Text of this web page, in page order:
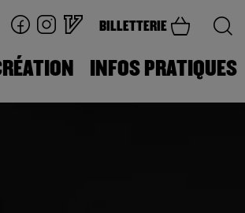
BILLETTERIE
INFOS PRATIQUES